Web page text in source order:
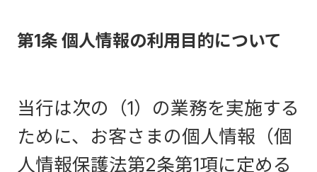
第1条 個人情報の利用目的について
当行は次の（1）の業務を実施する
ために、お客さまの個人情報（個
人情報保護法第2条第1項に定める